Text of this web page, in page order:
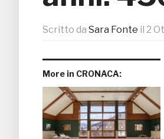
Scritto da Sara Fonte il 2
More in CRONACA: